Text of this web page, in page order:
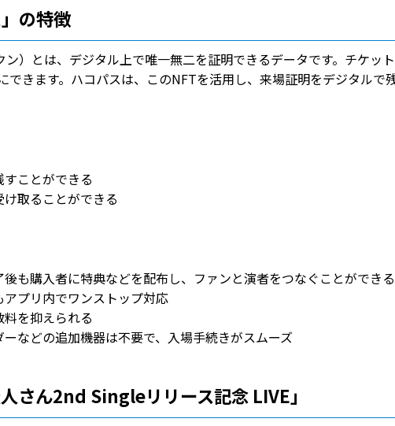
の特徴
）とは、デジタル上で唯一無二を証明できるデータです。チケッ
できます。ハコパスは、このNFTを活用し、来場証明をデジタルで
ことができる
取ることができる
も購入者に特典などを配布し、ファンと演者をつなぐことができる
プリ内でワンストップ対応
を抑えられる
などの追加機器は不要で、入場手続きがスムーズ
さん2nd Singleリリース記念 LIVE」